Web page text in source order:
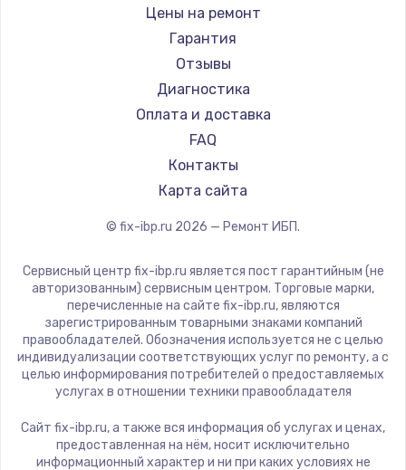
Цены на ремонт
Гарантия
Отзывы
Диагностика
Оплата и доставка
FAQ
Контакты
Карта сайта
© fix-ibp.ru 2026 — Ремонт ИБП.
Сервисный центр fix-ibp.ru является пост гарантийным (не
авторизованным) сервисным центром. Торговые марки,
перечисленные на сайте fix-ibp.ru, являются
зарегистрированным товарными знаками компаний
правообладателей. Обозначения используется не с целью
индивидуализации соответствующих услуг по ремонту, а с
целью информирования потребителей о предоставляемых
услугах в отношении техники правообладателя
Сайт fix-ibp.ru, а также вся информация об услугах и ценах,
предоставленная на нём, носит исключительно
информационный характер и ни при каких условиях не